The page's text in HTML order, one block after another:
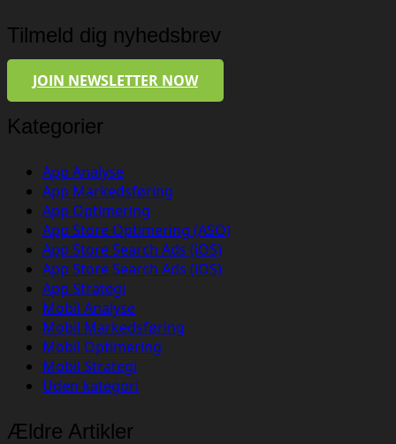
Tilmeld dig nyhedsbrev
JOIN NEWSLETTER NOW
Kategorier
App Analyse
App Markedsføring
App Optimering
App Store Optimering (ASO)
App Store Search Ads (iOS)
App Store Search Ads (iOS)
App Strategi
Mobil Analyse
Mobil Markedsføring
Mobil Optimering
Mobil Strategi
Uden kategori
Ældre Artikler